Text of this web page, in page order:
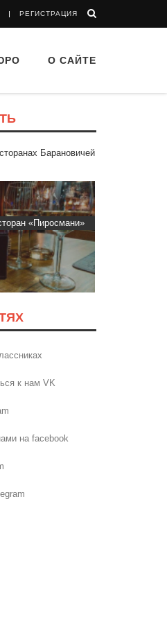
РЕГИСТРАЦИЯ
О САЙТЕ
Барановичей
Тайный гость: Гастропаб
к нам VK
на facebook